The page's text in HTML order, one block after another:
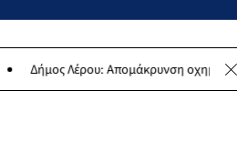
Δήμος Λέρου: Απομάκρυνση οχημάτων